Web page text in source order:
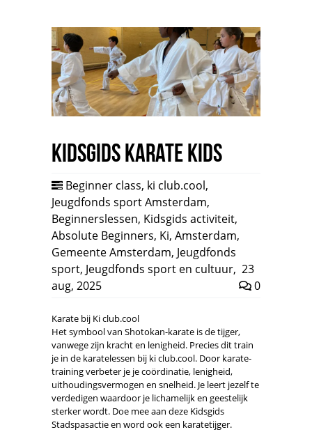
Kidsgids Karate Kids
Beginner class, ki club.cool,
Jeugdfonds sport Amsterdam,
Beginnerslessen, Kidsgids activiteit,
Absolute Beginners, Ki, Amsterdam,
Gemeente Amsterdam, Jeugdfonds
sport, Jeugdfonds sport en cultuur, 23
aug, 2025
0
Karate bij Ki club.cool
Het symbool van Shotokan-karate is de tijger,
vanwege zijn kracht en lenigheid. Precies dit train
je in de karatelessen bij ki club.cool. Door karate-
training verbeter je je coördinatie, lenigheid,
uithoudingsvermogen en snelheid. Je leert jezelf te
verdedigen waardoor je lichamelijk en geestelijk
sterker wordt. Doe mee aan deze Kidsgids
Stadspasactie en word ook een karatetijger.